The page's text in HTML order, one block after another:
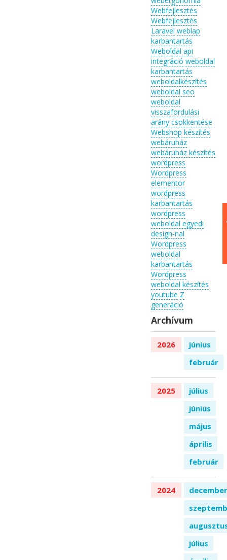
Webfejlesztés
Webfejlesztés
Laravel weblap
karbantartás
Weboldal api
integráció weboldal
karbantartás
weboldalkészítés
weboldal seo
weboldal
visszafordulási
arány csökkentése
Webshop készítés
webáruház
webáruház készítés
wordpress
Wordpress
elementor
wordpress
karbantartás
wordpress
weboldal egyedi
design-nal
Wordpress
weboldal
karbantartás
Wordpress
weboldal készítés
youtube Z
generáció
Archívum
2026
június
február
2025
július
június
május
április
február
2024
december
július